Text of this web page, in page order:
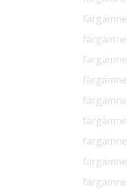
färgämne
färgämne
färgämne
färgämne
färgämne
färgämne
färgämne
färgämne
färgämne